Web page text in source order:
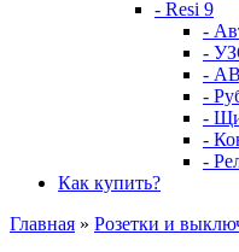
- Resi 9
-
-
-
-
-
-
-
Как купить?
Главная » Розетки и